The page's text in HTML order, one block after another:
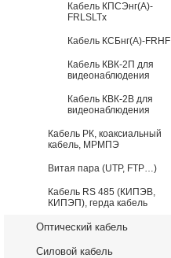
Кабель КПСЭнг(А)-
FRLSLTx
Кабель КСБнг(А)-FRHF
Кабель КВК-2П для
видеонаблюдения
Кабель КВК-2В для
видеонаблюдения
Кабель РК, коаксиальный
кабель, МРМПЭ
Витая пара (UTP, FTP…)
Кабель RS 485 (КИПЭВ,
КИПЭП), герда кабель
Оптический кабель
Силовой кабель